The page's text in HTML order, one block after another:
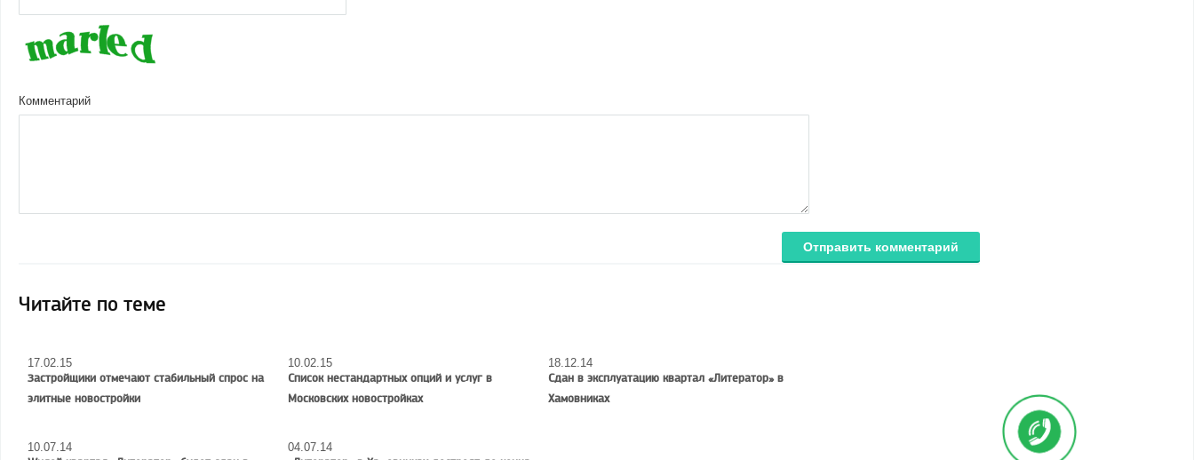
Комментарий
Отправить комментарий
Читайте по теме
17.02.15
Застройщики отмечают стабильный спрос на
элитные новостройки
10.02.15
Список нестандартных опций и услуг в
Московских новостройках
18.12.14
Сдан в эксплуатацию квартал «Литератор» в
Хамовниках
10.07.14 04.07.14